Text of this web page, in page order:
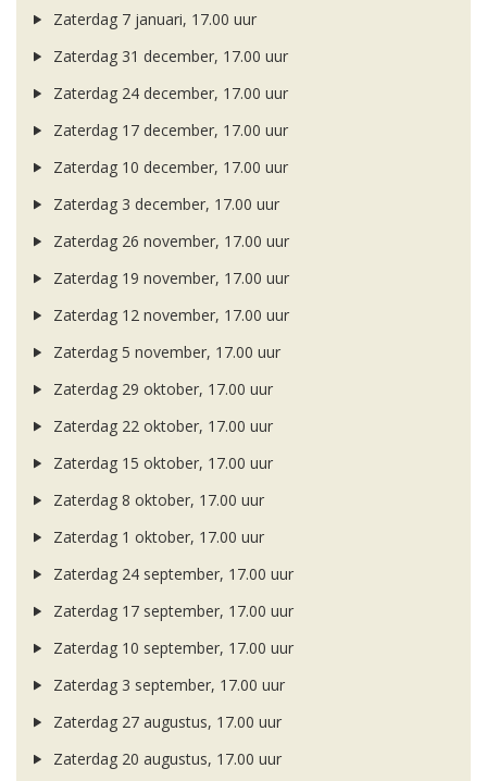
Zaterdag 7 januari, 17.00 uur
Zaterdag 31 december, 17.00 uur
Zaterdag 24 december, 17.00 uur
Zaterdag 17 december, 17.00 uur
Zaterdag 10 december, 17.00 uur
Zaterdag 3 december, 17.00 uur
Zaterdag 26 november, 17.00 uur
Zaterdag 19 november, 17.00 uur
Zaterdag 12 november, 17.00 uur
Zaterdag 5 november, 17.00 uur
Zaterdag 29 oktober, 17.00 uur
Zaterdag 22 oktober, 17.00 uur
Zaterdag 15 oktober, 17.00 uur
Zaterdag 8 oktober, 17.00 uur
Zaterdag 1 oktober, 17.00 uur
Zaterdag 24 september, 17.00 uur
Zaterdag 17 september, 17.00 uur
Zaterdag 10 september, 17.00 uur
Zaterdag 3 september, 17.00 uur
Zaterdag 27 augustus, 17.00 uur
Zaterdag 20 augustus, 17.00 uur